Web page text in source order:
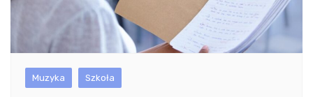
Muzyka Szkoła